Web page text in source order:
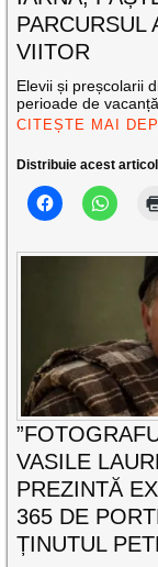
PARCURSUL
VIITOR
Elevii și preșcolarii
perioade de
CITEȘTE MAI
Distribuie acest articol
VASILE
PREZINTĂ
365 DE
ȚINUTUL